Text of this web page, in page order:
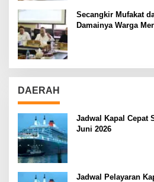
Secangkir Mufakat
Damainya Warga
DAERAH
Jadwal Kapal Cepat
Juni 2026
Jadwal Pelayaran